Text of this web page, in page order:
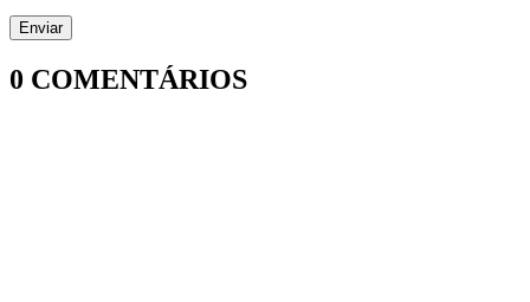
0 COMENTÁRIOS